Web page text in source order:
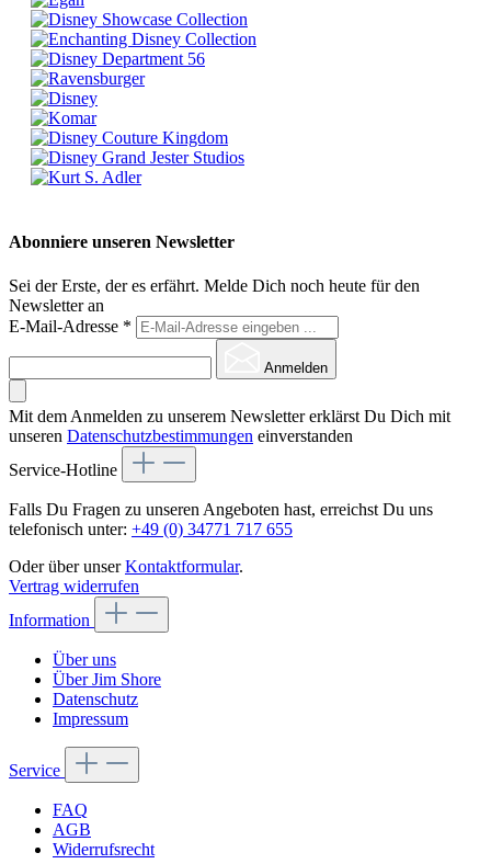
Abonniere unseren Newsletter
Sei der Erste, der es erfährt. Melde Dich noch heute für den
Newsletter an
E-Mail-Adresse *
Anmelden
Mit dem Anmelden zu unserem Newsletter erklärst Du Dich mit
unseren Datenschutzbestimmungen einverstanden
Service-Hotline
Falls Du Fragen zu unseren Angeboten hast, erreichst Du uns
telefonisch unter: +49 (0) 34771 717 655
Oder über unserKontaktformular.
Vertrag widerrufen
Information
Über uns
Über Jim Shore
Datenschutz
Impressum
Service
FAQ
AGB
Widerrufsrecht